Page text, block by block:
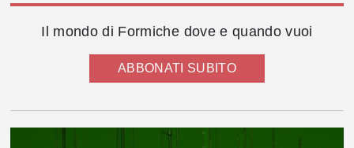
Il mondo di Formiche dove e quando vuoi
ABBONATI SUBITO